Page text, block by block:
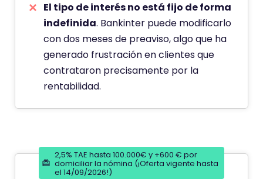
El tipo de interés no está fijo de forma
indefinida. Bankinter puede modificarlo
con dos meses de preaviso, algo que ha
generado frustración en clientes que
contrataron precisamente por la
rentabilidad.
2,5% TAE hasta 100.000€ y +600 € por
domiciliar la nómina (¡Oferta vigente hasta
el 14/09/2026!)